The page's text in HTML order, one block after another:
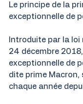
Le principe de la
exceptionnelle de
Introduite par la
24 décembre
exceptionnelle de
dite prime Macron,
chaque année